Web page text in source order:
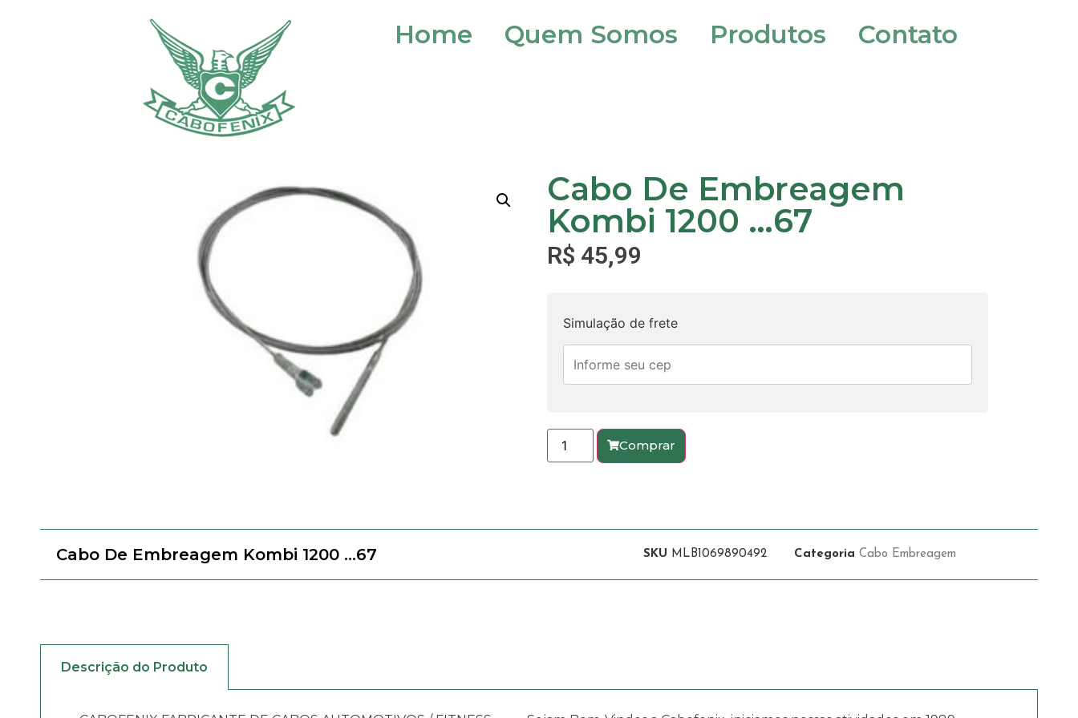
Home Quem Somos Produtos Contato
Cabo De Embreagem
Kombi 1200 …67
R$ 45,99
Simulação de frete
Comprar
Cabo De Embreagem Kombi 1200 …67 SKU MLB1069890492 Categoria Cabo Embreagem
Descrição do Produto